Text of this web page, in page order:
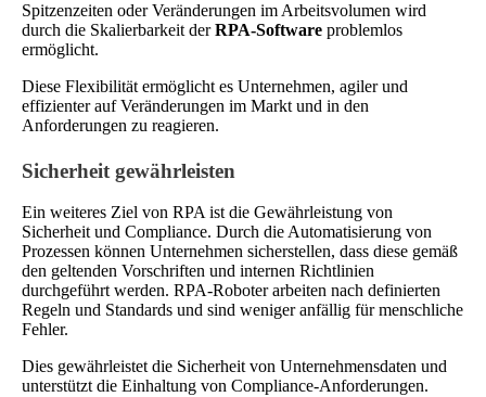
Spitzenzeiten oder Veränderungen im Arbeitsvolumen wird
durch die Skalierbarkeit derRPA-Software problemlos
ermöglicht.
Diese Flexibilität ermöglicht es Unternehmen, agiler und
effizienter auf Veränderungen im Markt und in den
Anforderungen zu reagieren.
Sicherheit gewährleisten
Ein weiteres Ziel von RPA ist die Gewährleistung von
Sicherheit und Compliance. Durch die Automatisierung von
Prozessen können Unternehmen sicherstellen, dass diese gemäß
den geltenden Vorschriften und internen Richtlinien
durchgeführt werden. RPA-Roboter arbeiten nach definierten
Regeln und Standards und sind weniger anfällig für menschliche
Fehler.
Dies gewährleistet die Sicherheit von Unternehmensdaten und
unterstützt die Einhaltung von Compliance-Anforderungen.